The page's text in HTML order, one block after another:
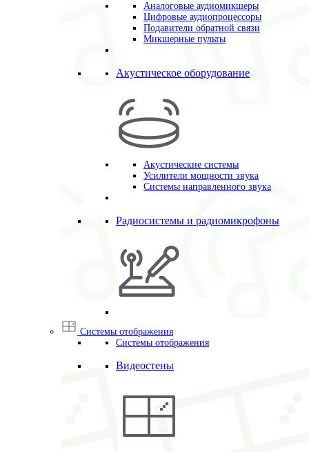
Аналоговые аудиомикшеры
Цифровые аудиопроцессоры
Подавители обратной связи
Микшерные пульты
Акустическое оборудование
Акустические системы
Усилители мощности звука
Системы направленного звука
Радиосистемы и радиомикрофоны
Системы отображения
Системы отображения
Видеостены